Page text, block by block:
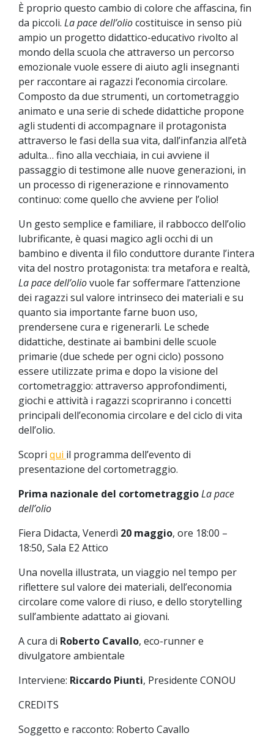
È proprio questo cambio di colore che affascina, fin
da piccoli. La pace dell’oliocostituisce in senso più
ampio un progetto didattico-educativo rivolto al
mondo della scuola che attraverso un percorso
emozionale vuole essere di aiuto agli insegnanti
per raccontare ai ragazzi l’economia circolare.
Composto da due strumenti, un cortometraggio
animato e una serie di schede didattiche propone
agli studenti di accompagnare il protagonista
attraverso le fasi della sua vita, dall’infanzia all’età
adulta… fino alla vecchiaia, in cui avviene il
passaggio di testimone alle nuove generazioni, in
un processo di rigenerazione e rinnovamento
continuo: come quello che avviene per l’olio!
Un gesto semplice e familiare, il rabbocco dell’olio
lubrificante, è quasi magico agli occhi di un
bambino e diventa il filo conduttore durante l’intera
vita del nostro protagonista: tra metafora e realtà,
La pace dell’oliovuole far soffermare l’attenzione
dei ragazzi sul valore intrinseco dei materiali e su
quanto sia importante farne buon uso,
prendersene cura e rigenerarli. Le schede
didattiche, destinate ai bambini delle scuole
primarie (due schede per ogni ciclo) possono
essere utilizzate prima e dopo la visione del
cortometraggio: attraverso approfondimenti,
giochi e attività i ragazzi scopriranno i concetti
principali dell’economia circolare e del ciclo di vita
dell’olio.
Scopri qui il programma dell’evento di
presentazione del cortometraggio.
Prima nazionale del cortometraggioLa pace
dell’olio
Fiera Didacta, Venerdì 20 maggio, ore 18:00 –
18:50, Sala E2 Attico
Una novella illustrata, un viaggio nel tempo per
riflettere sul valore dei materiali, dell’economia
circolare come valore di riuso, e dello storytelling
sull’ambiente adattato ai giovani.
A cura di Roberto Cavallo, eco-runner e
divulgatore ambientale
Interviene: Riccardo Piunti, Presidente CONOU
CREDITS
Soggetto e racconto: Roberto Cavallo